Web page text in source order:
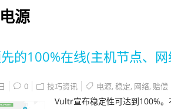
电源
的100%在线(主机节点、
0 技巧资讯 电源, 稳定, 网络, 赔偿
Vultr宣布稳定性可达到100%